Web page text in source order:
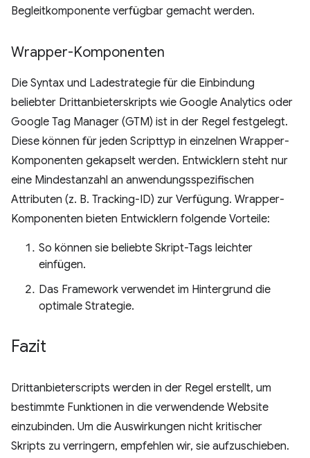
Begleitkomponente verfügbar gemacht werden.
Wrapper-Komponenten
Die Syntax und Ladestrategie für die Einbindung
beliebter Drittanbieterskripts wie Google Analytics oder
Google Tag Manager (GTM) ist in der Regel festgelegt.
Diese können für jeden Scripttyp in einzelnen Wrapper-
Komponenten gekapselt werden. Entwicklern steht nur
eine Mindestanzahl an anwendungsspezifischen
Attributen (z. B. Tracking-ID) zur Verfügung. Wrapper-
Komponenten bieten Entwicklern folgende Vorteile:
So können sie beliebte Skript-Tags leichter
einfügen.
Das Framework verwendet im Hintergrund die
optimale Strategie.
Fazit
Drittanbieterscripts werden in der Regel erstellt, um
bestimmte Funktionen in die verwendende Website
einzubinden. Um die Auswirkungen nicht kritischer
Skripts zu verringern, empfehlen wir, sie aufzuschieben.